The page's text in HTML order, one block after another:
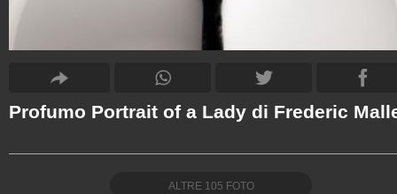
Profumo Portrait of a Lady di Frederic
ALTRE 105 FOTO